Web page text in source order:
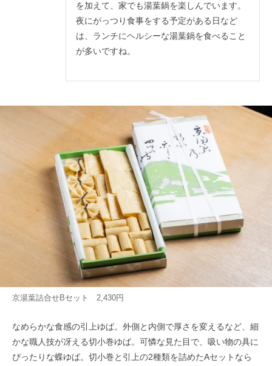
を加えて、家でも湯葉鍋を楽しんでいます。
夜にがっつり食事をする予定がある日など
は、ランチにヘルシーな湯葉鍋を食べること
が多いですね。
京湯葉詰合せBセット 2,430円
なめらかな食感の引上ゆば。外側と内側で厚さを変えるなど、細
かな職人技が冴える切小巻ゆば。可憐な見た目で、吸い物の具に
ぴったりな蝶ゆば。切小巻と引上の2種類を詰めたAセットなら